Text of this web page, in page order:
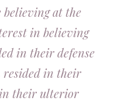
believing at the
in believing
in their defense
in their
their ulterior